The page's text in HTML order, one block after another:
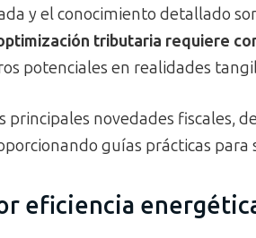
y el conocimiento detallado
tributaria requiere
potenciales en realidades
principales novedades fiscales,
guías prácticas para
eficiencia